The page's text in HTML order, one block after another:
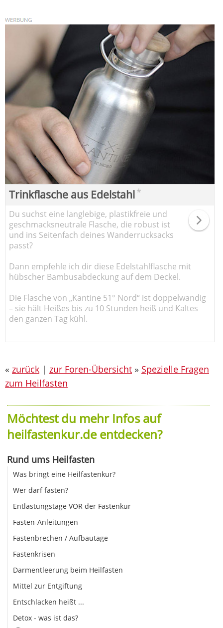
Trinkflasche aus Edelstahl*
Du suchst eine langlebige, plastikfreie und
geschmacksneutrale Flasche, die robust ist
und ins Seitenfach deines Wanderrucksacks
passt?
Dann empfehle ich dir diese Edelstahlflasche mit
hübscher Bambusabdeckung auf dem Deckel.
Die Flasche von „Kantine 51° Nord“ ist doppelwandig
– sie hält Heißes bis zu 10 Stunden heiß und Kaltes
den ganzen Tag kühl.
« zurück | zur Foren-Übersicht » Spezielle Fragen
zum Heilfasten
Möchtest du mehr Infos auf
heilfastenkur.de entdecken?
Rund ums Heilfasten
Was bringt eine Heilfastenkur?
Wer darf fasten?
Entlastungstage VOR der Fastenkur
Fasten-Anleitungen
Fastenbrechen / Aufbautage
Fastenkrisen
Darmentleerung beim Heilfasten
Mittel zur Entgiftung
Entschlacken heißt ...
Detox - was ist das?